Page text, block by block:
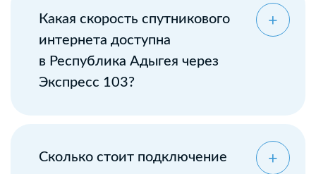
Какая скорость спутникового
интернета доступна
в Республика Адыгея через
Экспресс 103?
Сколько стоит подключение